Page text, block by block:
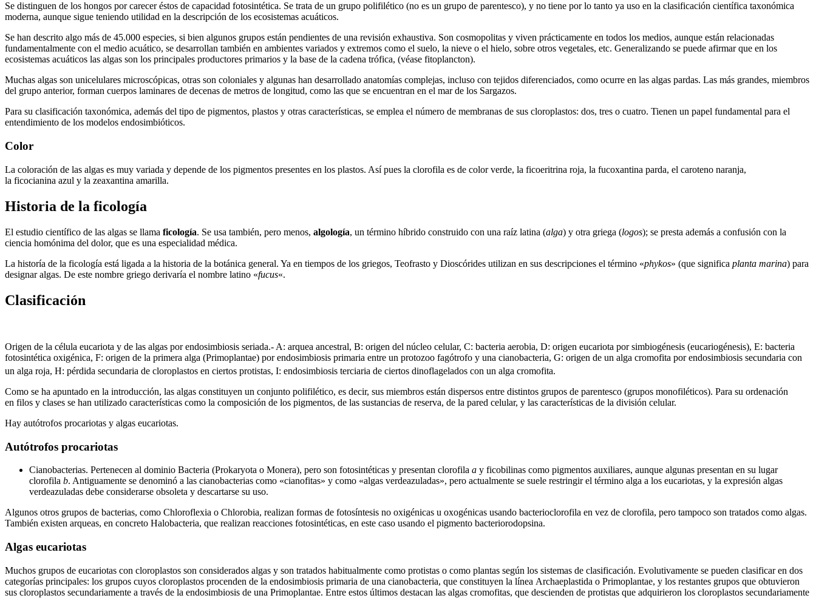
Se distinguen de los hongos por carecer éstos de capacidad fotosintética. Se trata de un grupo polifilético (no es un grupo de parentesco), y no tiene por lo tanto ya uso en la clasificación científica taxonómica
moderna, aunque sigue teniendo utilidad en la descripción de los ecosistemas acuáticos.
Se han descrito algo más de 45.000 especies, si bien algunos grupos están pendientes de una revisión exhaustiva. Son cosmopolitas y viven prácticamente en todos los medios, aunque están relacionadas
fundamentalmente con el medio acuático, se desarrollan también en ambientes variados y extremos como el suelo, la nieve o el hielo, sobre otros vegetales, etc. Generalizando se puede afirmar que en los
ecosistemas acuáticos las algas son los principales productores primarios y la base de la cadena trófica, (véase fitoplancton).
Muchas algas son unicelulares microscópicas, otras son coloniales y algunas han desarrollado anatomías complejas, incluso con tejidos diferenciados, como ocurre en las algas pardas. Las más grandes, miembros
del grupo anterior, forman cuerpos laminares de decenas de metros de longitud, como las que se encuentran en el mar de los Sargazos.
Para su clasificación taxonómica, además del tipo de pigmentos, plastos y otras características, se emplea el número de membranas de sus cloroplastos: dos, tres o cuatro. Tienen un papel fundamental para el
entendimiento de los modelos endosimbióticos.
Color
La coloración de las algas es muy variada y depende de los pigmentos presentes en los plastos. Así pues la clorofila es de color verde, la ficoeritrina roja, la fucoxantina parda, el caroteno naranja,
la ficocianina azul y la zeaxantina amarilla.
Historia de la ficología
El estudio científico de las algas se llama ficología. Se usa también, pero menos, algología, un término híbrido construido con una raíz latina (alga) y otra griega (logos); se presta además a confusión con la
ciencia homónima del dolor, que es una especialidad médica.
La historía de la ficología está ligada a la historia de la botánica general. Ya en tiempos de los griegos, Teofrasto y Dioscórides utilizan en sus descripciones el término «phykos» (que significa planta marina) para
designar algas. De este nombre griego derivaría el nombre latino «fucus«.
Clasificación
Origen de la célula eucariota y de las algas por endosimbiosis seriada.- A: arquea ancestral, B: origen del núcleo celular, C: bacteria aerobia, D: origen eucariota por simbiogénesis (eucariogénesis), E: bacteria
fotosintética oxigénica, F: origen de la primera alga (Primoplantae) por endosimbiosis primaria entre un protozoo fagótrofo y una cianobacteria, G: origen de un alga cromofita por endosimbiosis secundaria con
un alga roja, H: pérdida secundaria de cloroplastos en ciertos protistas, I: endosimbiosis terciaria de ciertos dinoflagelados con un alga cromofita.
Como se ha apuntado en la introducción, las algas constituyen un conjunto polifilético, es decir, sus miembros están dispersos entre distintos grupos de parentesco (grupos monofiléticos). Para su ordenación
en filos y clases se han utilizado características como la composición de los pigmentos, de las sustancias de reserva, de la pared celular, y las características de la división celular.
Hay autótrofos procariotas y algas eucariotas.
Autótrofos procariotas
Cianobacterias. Pertenecen al dominio Bacteria (Prokaryota o Monera), pero son fotosintéticas y presentan clorofila a y ficobilinas como pigmentos auxiliares, aunque algunas presentan en su lugar
clorofila b. Antiguamente se denominó a las cianobacterias como «cianofitas» y como «algas verdeazuladas», pero actualmente se suele restringir el término alga a los eucariotas, y la expresión algas
verdeazuladas debe considerarse obsoleta y descartarse su uso.
Algunos otros grupos de bacterias, como Chloroflexia o Chlorobia, realizan formas de fotosíntesis no oxigénicas u oxogénicas usando bacterioclorofila en vez de clorofila, pero tampoco son tratados como algas.
También existen arqueas, en concreto Halobacteria, que realizan reacciones fotosintéticas, en este caso usando el pigmento bacteriorodopsina.
Algas eucariotas
Muchos grupos de eucariotas con cloroplastos son considerados algas y son tratados habitualmente como protistas o como plantas según los sistemas de clasificación. Evolutivamente se pueden clasificar en dos
categorías principales: los grupos cuyos cloroplastos procenden de la endosimbiosis primaria de una cianobacteria, que constituyen la línea Archaeplastida o Primoplantae, y los restantes grupos que obtuvieron
sus cloroplastos secundariamente a través de la endosimbiosis de una Primoplantae. Entre estos últimos destacan las algas cromofitas, que descienden de protistas que adquirieron los cloroplastos secundariamente